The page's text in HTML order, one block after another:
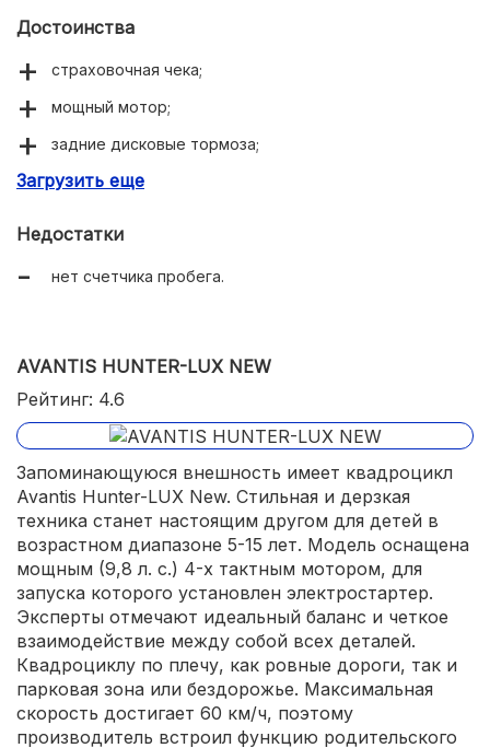
Достоинства
страховочная чека;
мощный мотор;
задние дисковые тормоза;
комфортная эксплуатация.
Загрузить еще
Недостатки
нет счетчика пробега.
AVANTIS HUNTER-LUX NEW
Рейтинг: 4.6
Запоминающуюся внешность имеет квадроцикл
Avantis Hunter-LUX New. Стильная и дерзкая
техника станет настоящим другом для детей в
возрастном диапазоне 5-15 лет. Модель оснащена
мощным (9,8 л. с.) 4-х тактным мотором, для
запуска которого установлен электростартер.
Эксперты отмечают идеальный баланс и четкое
взаимодействие между собой всех деталей.
Квадроциклу по плечу, как ровные дороги, так и
парковая зона или бездорожье. Максимальная
скорость достигает 60 км/ч, поэтому
производитель встроил функцию родительского